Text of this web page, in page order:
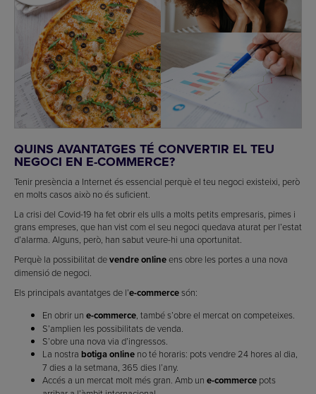
QUINS AVANTATGES TÉ CONVERTIR EL TEU
NEGOCI EN E-COMMERCE?
Tenir presència a Internet és essencial perquè el teu negoci existeixi, però
en molts casos això no és suficient.
La crisi del Covid-19 ha fet obrir els ulls a molts petits empresaris, pimes i
grans empreses, que han vist com el seu negoci quedava aturat per l’estat
d’alarma. Alguns, però, han sabut veure-hi una oportunitat.
Perquè la possibilitat devendre onlineens obre les portes a una nova
dimensió de negoci.
Els principals avantatges de l’e-commercesón:
En obrir un e-commerce, també s’obre el mercat on competeixes.
S’amplien les possibilitats de venda.
S’obre una nova via d’ingressos.
La nostra botiga online no té horaris: pots vendre 24 hores al dia,
7 dies a la setmana, 365 dies l’any.
Accés a un mercat molt més gran. Amb un e-commerce pots